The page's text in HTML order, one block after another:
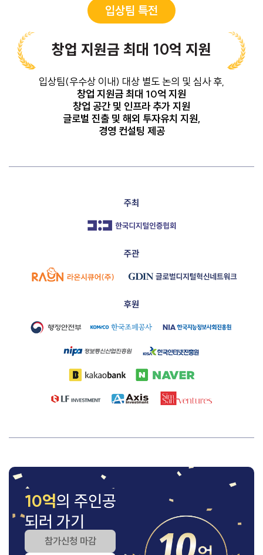
입상팀 특전
창업 지원금 최대 10억 지원
입상팀(우수상 이내) 대상 별도 논의 및 심사 후,
창업 지원금 최대 10억 지원
창업 공간 및 인프라 추가 지원
글로벌 진출 및 해외 투자유치 지원,
경영 컨설팅 제공
10억의 주인공
되러 가기
참가신청 마감